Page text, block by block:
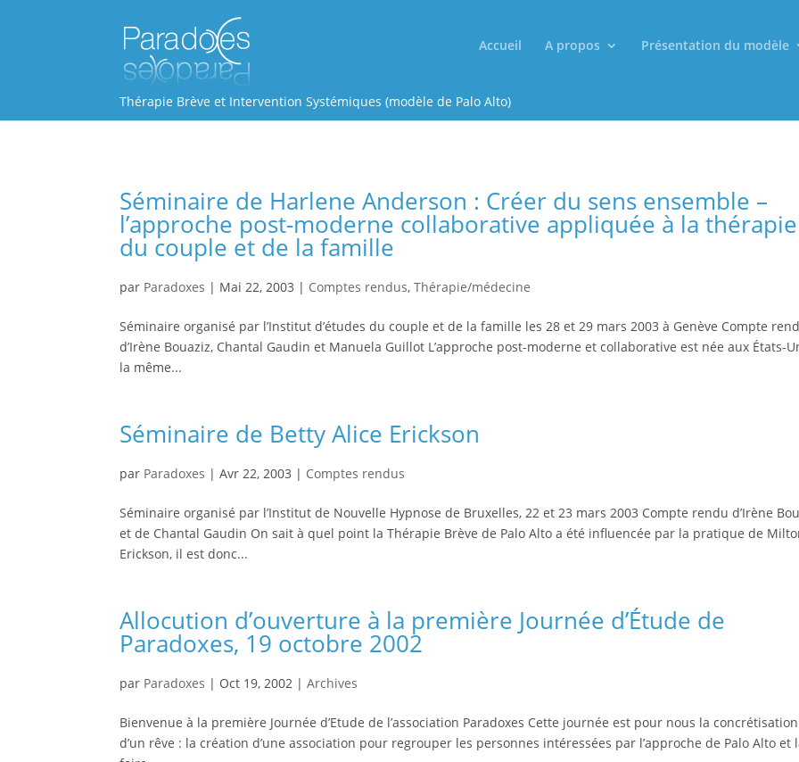
Accueil A propos Présentation du modèle
Thérapie Brève et Intervention Systémiques (modèle de Palo Alto)
Séminaire de Harlene Anderson : Créer du sens ensemble –
l’approche post-moderne collaborative appliquée à la thérapie
du couple et de la famille
par Paradoxes | Mai 22, 2003 | Comptes rendus,Thérapie/médecine
Séminaire organisé par l’Institut d’études du couple et de la famille les 28 et 29 mars 2003 à Genève Compte
d’Irène Bouaziz, Chantal Gaudin et Manuela Guillot L’approche post-moderne et collaborative est née aux États-
la même...
Séminaire de Betty Alice Erickson
par Paradoxes |Avr 22, 2003 | Comptes rendus
Séminaire organisé par l’Institut de Nouvelle Hypnose de Bruxelles, 22 et 23 mars 2003 Compte rendu d’Irène
et de Chantal Gaudin On sait à quel point la Thérapie Brève de Palo Alto a été influencée par la pratique de
Erickson, il est donc...
Allocution d’ouverture à la première Journée d’Étude de
Paradoxes, 19 octobre 2002
par Paradoxes | Oct 19, 2002 |Archives
Bienvenue à la première Journée d’Etude de l’association Paradoxes Cette journée est pour nous la concrétisation
d’un rêve : la création d’une association pour regrouper les personnes intéressées par l’approche de Palo Alto et